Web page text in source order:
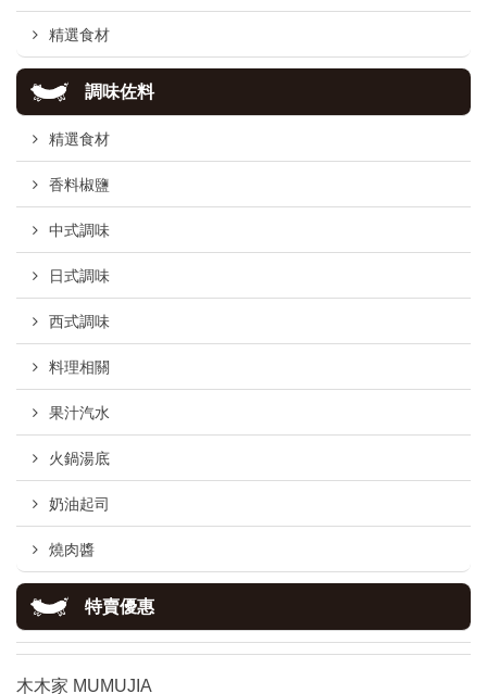
精選食材
調味佐料
精選食材
香料椒鹽
中式調味
日式調味
西式調味
料理相關
果汁汽水
火鍋湯底
奶油起司
燒肉醬
特賣優惠
木木家 MUMUJIA